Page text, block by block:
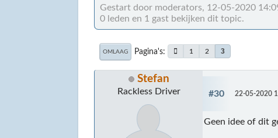
Gestart door moderators, 12-05-2020
0 leden en 1 gast bekijken dit topic.
OMLAAG Pagina's 1 2 3
Stefan
Rackless Driver #30 22-05-2020
Geen idee of dit